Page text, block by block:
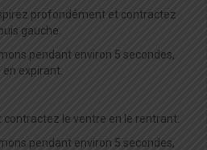
profondément et contractez
gauche.
pendant environ 5 secondes,
expirant.
le ventre en le rentrant.
pendant environ 5 secondes,